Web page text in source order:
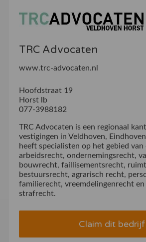
TRC Advocaten
www.trc-advocaten.nl
Hoofdstraat 19
Horst lb
077-3988182
TRC Advocaten is een regionaal
vestigingen in Veldhoven,
heeft specialisten op het gebied van
arbeidsrecht, ondernemingsrecht,
bouwrecht, faillisementsrecht,
bestuursrecht, agrarisch recht,
familierecht, vreemdelingenrecht en
strafrecht.
Claim dit bedrijf